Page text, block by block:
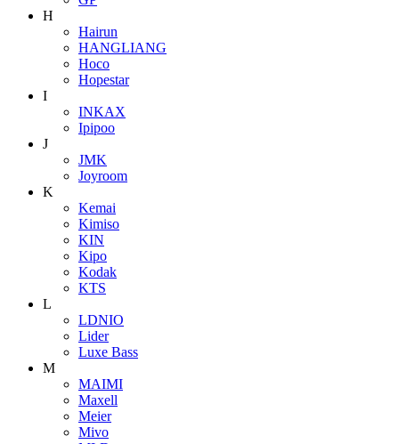
H
Hairun
HANGLIANG
Hoco
Hopestar
I
INKAX
Ipipoo
J
JMK
Joyroom
K
Kemai
Kimiso
KIN
Kipo
Kodak
KTS
L
LDNIO
Lider
Luxe Bass
M
MAIMI
Maxell
Meier
Mivo